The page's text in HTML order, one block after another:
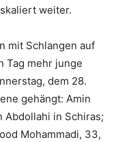
weiter.
mit Schlangen auf
Tag mehr junge
dem 28.
gehängt: Amin
Abdollahi in Schiras;
Mohammadi, 33,